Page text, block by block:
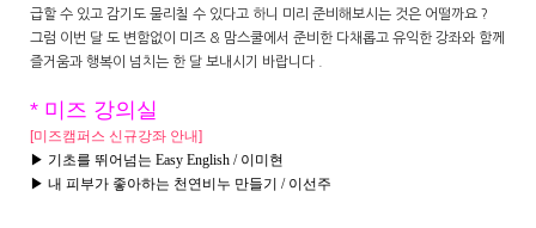
급할 수 있고 감기도 물리칠 수 있다고 하니 미리 준비해보시는 것은 어떨까요 ?
그럼 이번 달 도 변함없이 미즈 & 맘스쿨에서 준비한 다채롭고 유익한 강좌와 함께
즐거움과 행복이 넘치는 한 달 보내시기 바랍니다 .
* 미즈 강의실
[미즈캠퍼스 신규강좌 안내]
▶ 기초를 뛰어넘는 Easy English / 이미현
▶ 내 피부가 좋아하는 천연비누 만들기 / 이선주